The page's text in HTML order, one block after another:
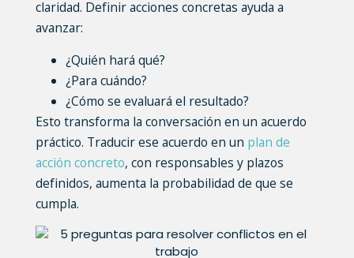
claridad. Definir acciones concretas ayuda a
avanzar:
¿Quién hará qué?
¿Para cuándo?
¿Cómo se evaluará el resultado?
Esto transforma la conversación en un acuerdo
práctico. Traducir ese acuerdo en un plan de
acción concreto, con responsables y plazos
definidos, aumenta la probabilidad de que se
cumpla.